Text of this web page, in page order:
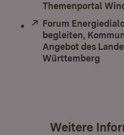
Themenportal
Extern:
Forum
begleiten,
Angebot des
Württemberg
Weitere